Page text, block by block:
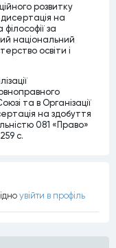
розвитку
дисертація на
за
національний
освіти і
та в Організації
на здобуття
081 «Право»
с.
увiйти в профiль